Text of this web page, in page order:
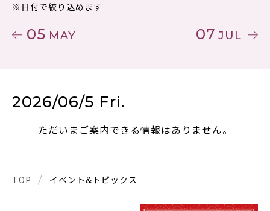
05 MAY
※日付で絞り込めます
07 JUL
2026/06/5 Fri.
ただいまご案内できる情報はありません。
TOP イベント&トピックス